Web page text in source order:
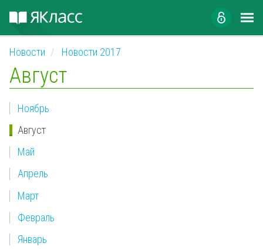
Новости Новости 2017
Август
Ноябрь
Август
Май
Апрель
Март
Февраль
Январь